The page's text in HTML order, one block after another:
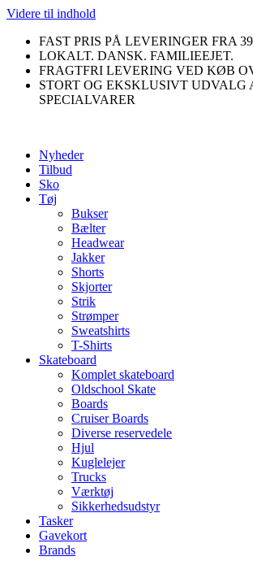
Videre til indhold
FAST PRIS PÅ LEVERINGER FRA
LOKALT. DANSK. FAMILIEEJET.
FRAGTFRI LEVERING VED KØB
STORT OG EKSKLUSIVT UDVALG
SPECIALVARER
Nyheder
Tilbud
Sko
Tøj
Bukser
Bælter
Headwear
Jakker
Shorts
Skjorter
Strik
Strømper
Sweatshirts
T-Shirts
Skateboard
Komplet skateboard
Oldschool Skate
Boards
Cruiser Boards
Diverse reservedele
Hjul
Kuglelejer
Trucks
Værktøj
Sikkerhedsudstyr
Tasker
Gavekort
Brands